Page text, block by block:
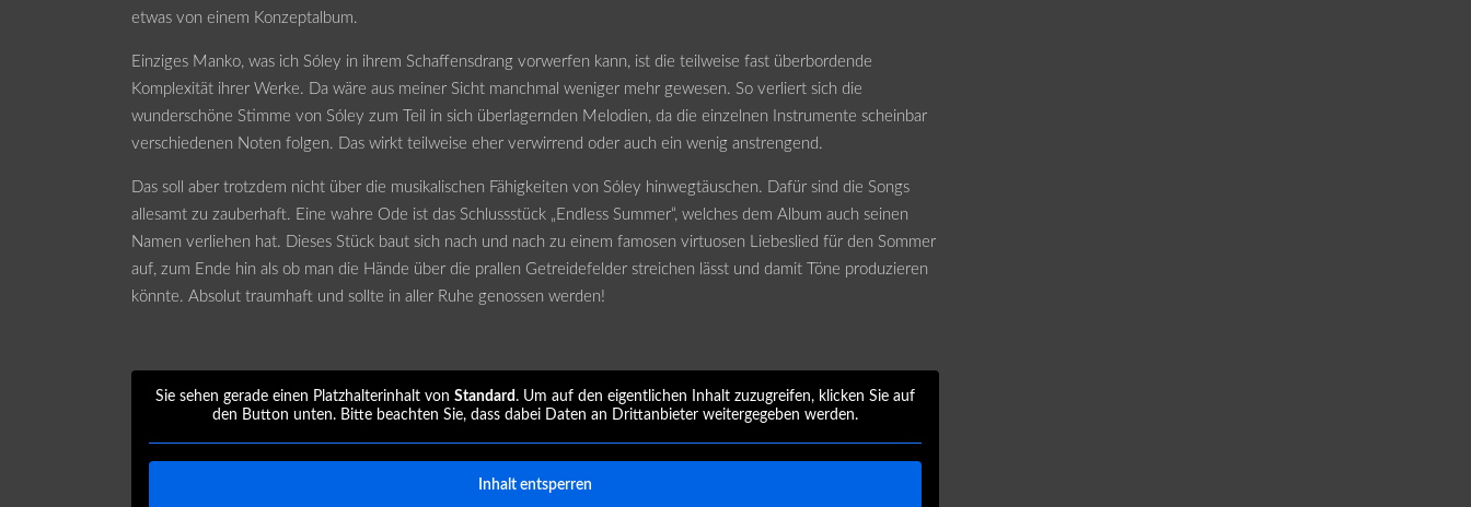
etwas von einem Konzeptalbum.
Einziges Manko, was ich Sóley in ihrem Schaffensdrang vorwerfen kann, ist die teilweise fast überbordende
Komplexität ihrer Werke. Da wäre aus meiner Sicht manchmal weniger mehr gewesen. So verliert sich die
wunderschöne Stimme von Sóley zum Teil in sich überlagernden Melodien, da die einzelnen Instrumente scheinbar
verschiedenen Noten folgen. Das wirkt teilweise eher verwirrend oder auch ein wenig anstrengend.
Das soll aber trotzdem nicht über die musikalischen Fähigkeiten von Sóley hinwegtäuschen. Dafür sind die Songs
allesamt zu zauberhaft. Eine wahre Ode ist das Schlussstück „Endless Summer“, welches dem Album auch seinen
Namen verliehen hat. Dieses Stück baut sich nach und nach zu einem famosen virtuosen Liebeslied für den Sommer
auf, zum Ende hin als ob man die Hände über die prallen Getreidefelder streichen lässt und damit Töne produzieren
könnte. Absolut traumhaft und sollte in aller Ruhe genossen werden!
Sie sehen gerade einen Platzhalterinhalt vonStandard . Um auf den eigentlichen Inhalt zuzugreifen, klicken Sie auf
den Button unten. Bitte beachten Sie, dass dabei Daten an Drittanbieter weitergegeben werden.
Inhalt entsperren